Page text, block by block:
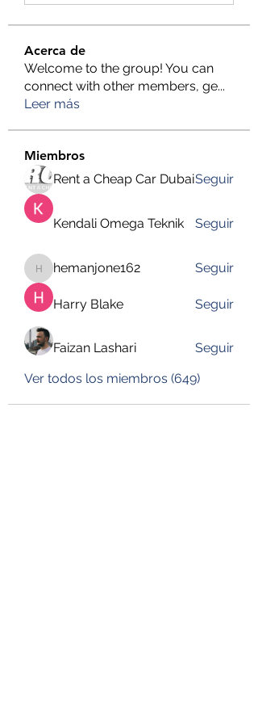
Acerca de
Welcome to the group! You can
connect with other members, ge...
Leer más
Miembros
Rent a Cheap Car DubaiSeguir
Kendali Omega Teknik Seguir
hemanjone162
hemanjone162 Seguir
Harry Blake Seguir
Faizan Lashari
Seguir
Ver todos los miembros (649)